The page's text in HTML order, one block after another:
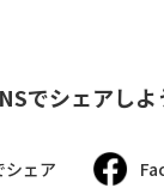
でシェアしよ
ェア